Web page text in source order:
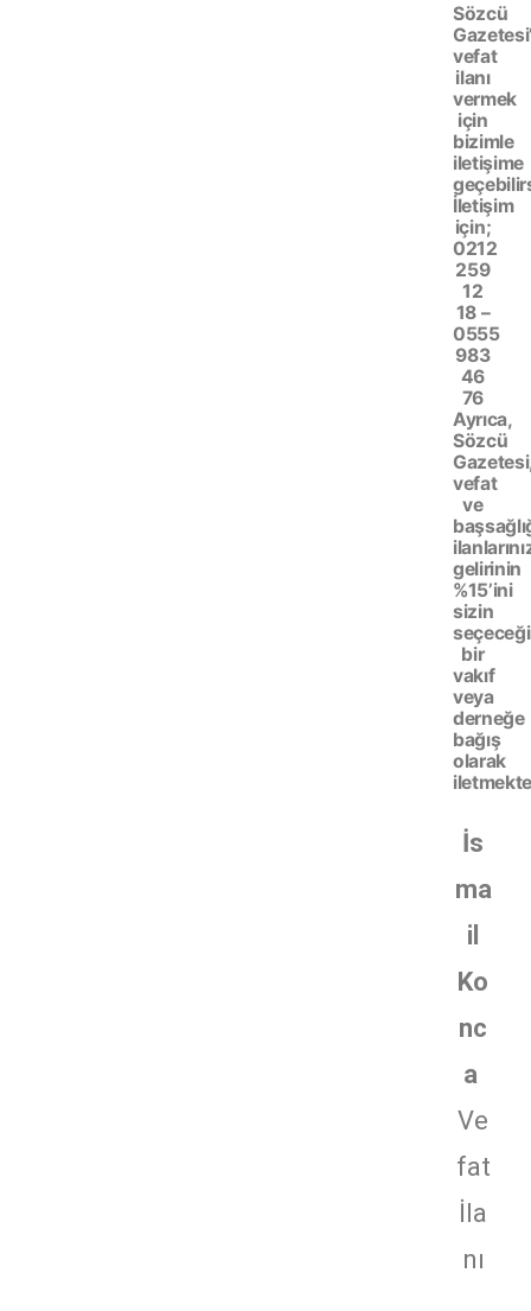
Sözcü
vefat
ilanı
vermek
için
bizimle
iletişime
İletişim
için;
0212
259
12
18 –
0555
983
46
76
Ayrıca,
Sözcü
vefat
ve
gelirinin
%15’ini
sizin
bir
vakıf
veya
derneğe
bağış
olarak
İs
ma
il
Ko
nc
a
Ve
fat
İla
nı